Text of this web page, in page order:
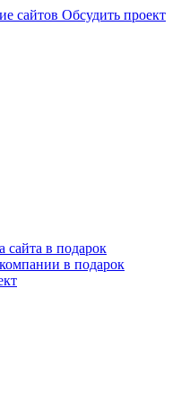
сайтов Обсудить проект
сайта в подарок
в подарок